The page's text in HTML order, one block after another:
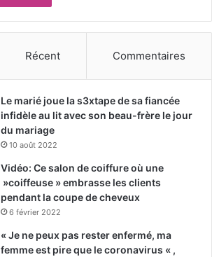
Récent Commentaires
Le marié joue la s3xtape de sa fiancée
infidèle au lit avec son beau-frère le jour
du mariage
10 août 2022
Vidéo: Ce salon de coiffure où une
»coiffeuse » embrasse les clients
pendant la coupe de cheveux
6 février 2022
« Je ne peux pas rester enfermé, ma
femme est pire que le coronavirus « ,